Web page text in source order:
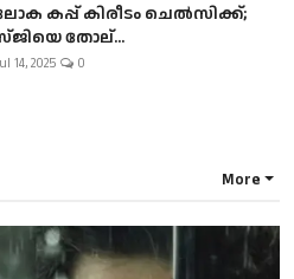
കപ്പ് കിരീടം ചെല്‍സിക്ക്;
തോല്...
14, 2025 0
More